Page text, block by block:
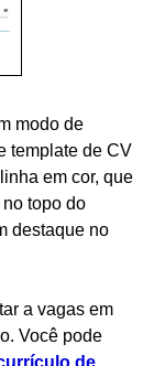
modo de
template de CV
em cor, que
topo do
destaque no
a vagas em
Você pode
de